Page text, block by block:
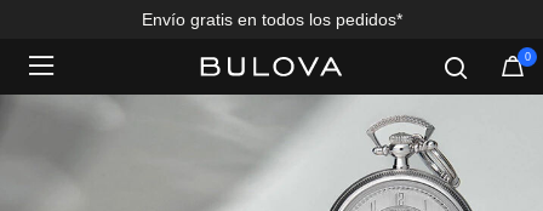
Ahorre 20%*
Envío gratis en todos los pedidos*
0
Added to Manage Wishlist